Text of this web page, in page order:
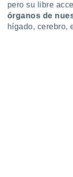
abono
pero su libre
órganos de
hígado, cerebro,